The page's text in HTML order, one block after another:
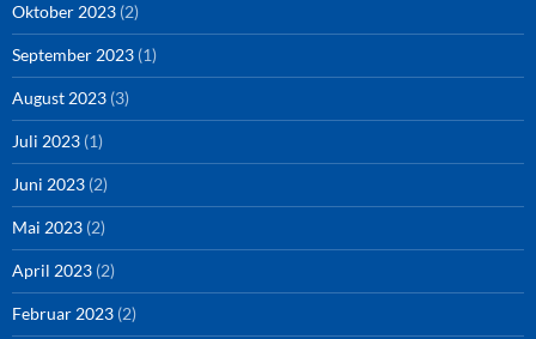
Oktober 2023 (2)
September 2023 (1)
August 2023 (3)
Juli 2023 (1)
Juni 2023 (2)
Mai 2023 (2)
April 2023 (2)
Februar 2023 (2)